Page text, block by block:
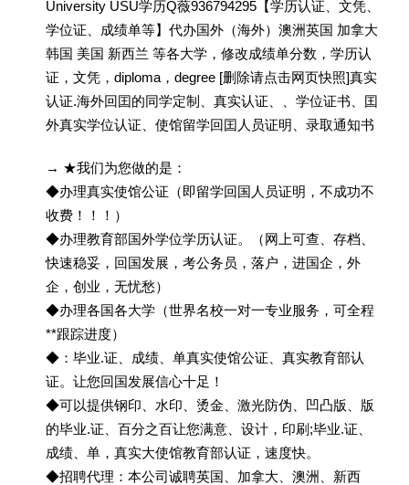
University USU学历Q薇936794295【学历认证、文凭、
学位证、成绩单等】代办国外（海外）澳洲英国 加拿大
韩国 美国 新西兰 等各大学，修改成绩单分数，学历认
证，文凭，diploma，degree [删除请点击网页快照]真实
认证.海外回囯的同学定制、真实认证、、学位证书、囯
外真实学位认证、使馆留学回囯人员证明、录取通知书
→ ★我们为您做的是：
◆办理真实使馆公证（即留学回国人员证明，不成功不
收费！！！）
◆办理教育部国外学位学历认证。（网上可查、存档、
快速稳妥，回国发展，考公务员，落户，进国企，外
企，创业，无忧愁）
◆办理各国各大学（世界名校一对一专业服务，可全程
**跟踪进度）
◆：毕业.证、成绩、单真实使馆公证、真实教育部认
证。让您回国发展信心十足！
◆可以提供钢印、水印、烫金、激光防伪、凹凸版、版
的毕业.证、百分之百让您满意、设计，印刷;毕业.证、
成绩、单，真实大使馆教育部认证，速度快。
◆招聘代理：本公司诚聘英国、加拿大、澳洲、新西